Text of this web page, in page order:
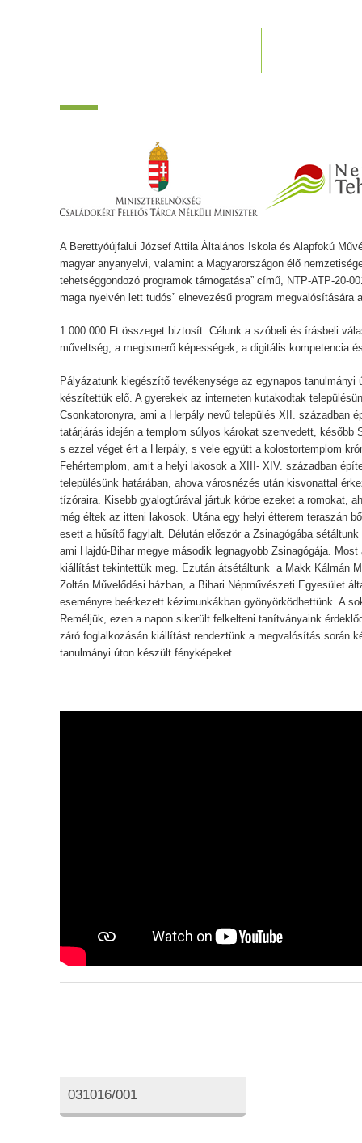
A Berettyóújfalui József Attila Általános Iskola és Alapfokú
magyar anyanyelvi, valamint a Magyarországon élő
tehetséggondozó programok támogatása” című, NTP-ATP-20-
maga nyelvén lett tudós” elnevezésű program
1 000 000 Ft összeget biztosít. Célunk a szóbeli és írásbeli
műveltség, a megismerő képességek, a digitális kompetencia
Pályázatunk kiegészítő tevékenysége az egynapos
készítettük elő. A gyerekek az interneten kutakodtak
Csonkatoronyra, ami a Herpály nevű település XII. században
tatárjárás idején a templom súlyos károkat szenvedett, később
s ezzel véget ért a Herpály, s vele együtt a kolostortemplom
Fehértemplom, amit a helyi lakosok a XIII- XIV. században
településünk határában, ahova városnézés után kisvonattal
tízóraira. Kisebb gyalogtúrával jártuk körbe ezeket a romokat,
még éltek az itteni lakosok. Utána egy helyi étterem teraszán
esett a hűsítő fagylalt. Délután először a Zsinagógába
ami Hajdú-Bihar megye második legnagyobb Zsinagógája.
kiállítást tekintettük meg. Ezután átsétáltunk a Makk Kálmán
Zoltán Művelődési házban, a Bihari Népművészeti Egyesület
eseményre beérkezett kézimunkákban gyönyörködhettünk. A
Reméljük, ezen a napon sikerült felkelteni tanítványaink
záró foglalkozásán kiállítást rendeztünk a megvalósítás során
tanulmányi úton készült fényképeket.
031016/001